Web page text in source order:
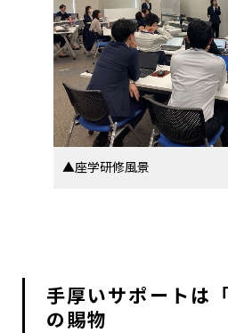
▲座学研修風景
手厚いサポートは
の賜物